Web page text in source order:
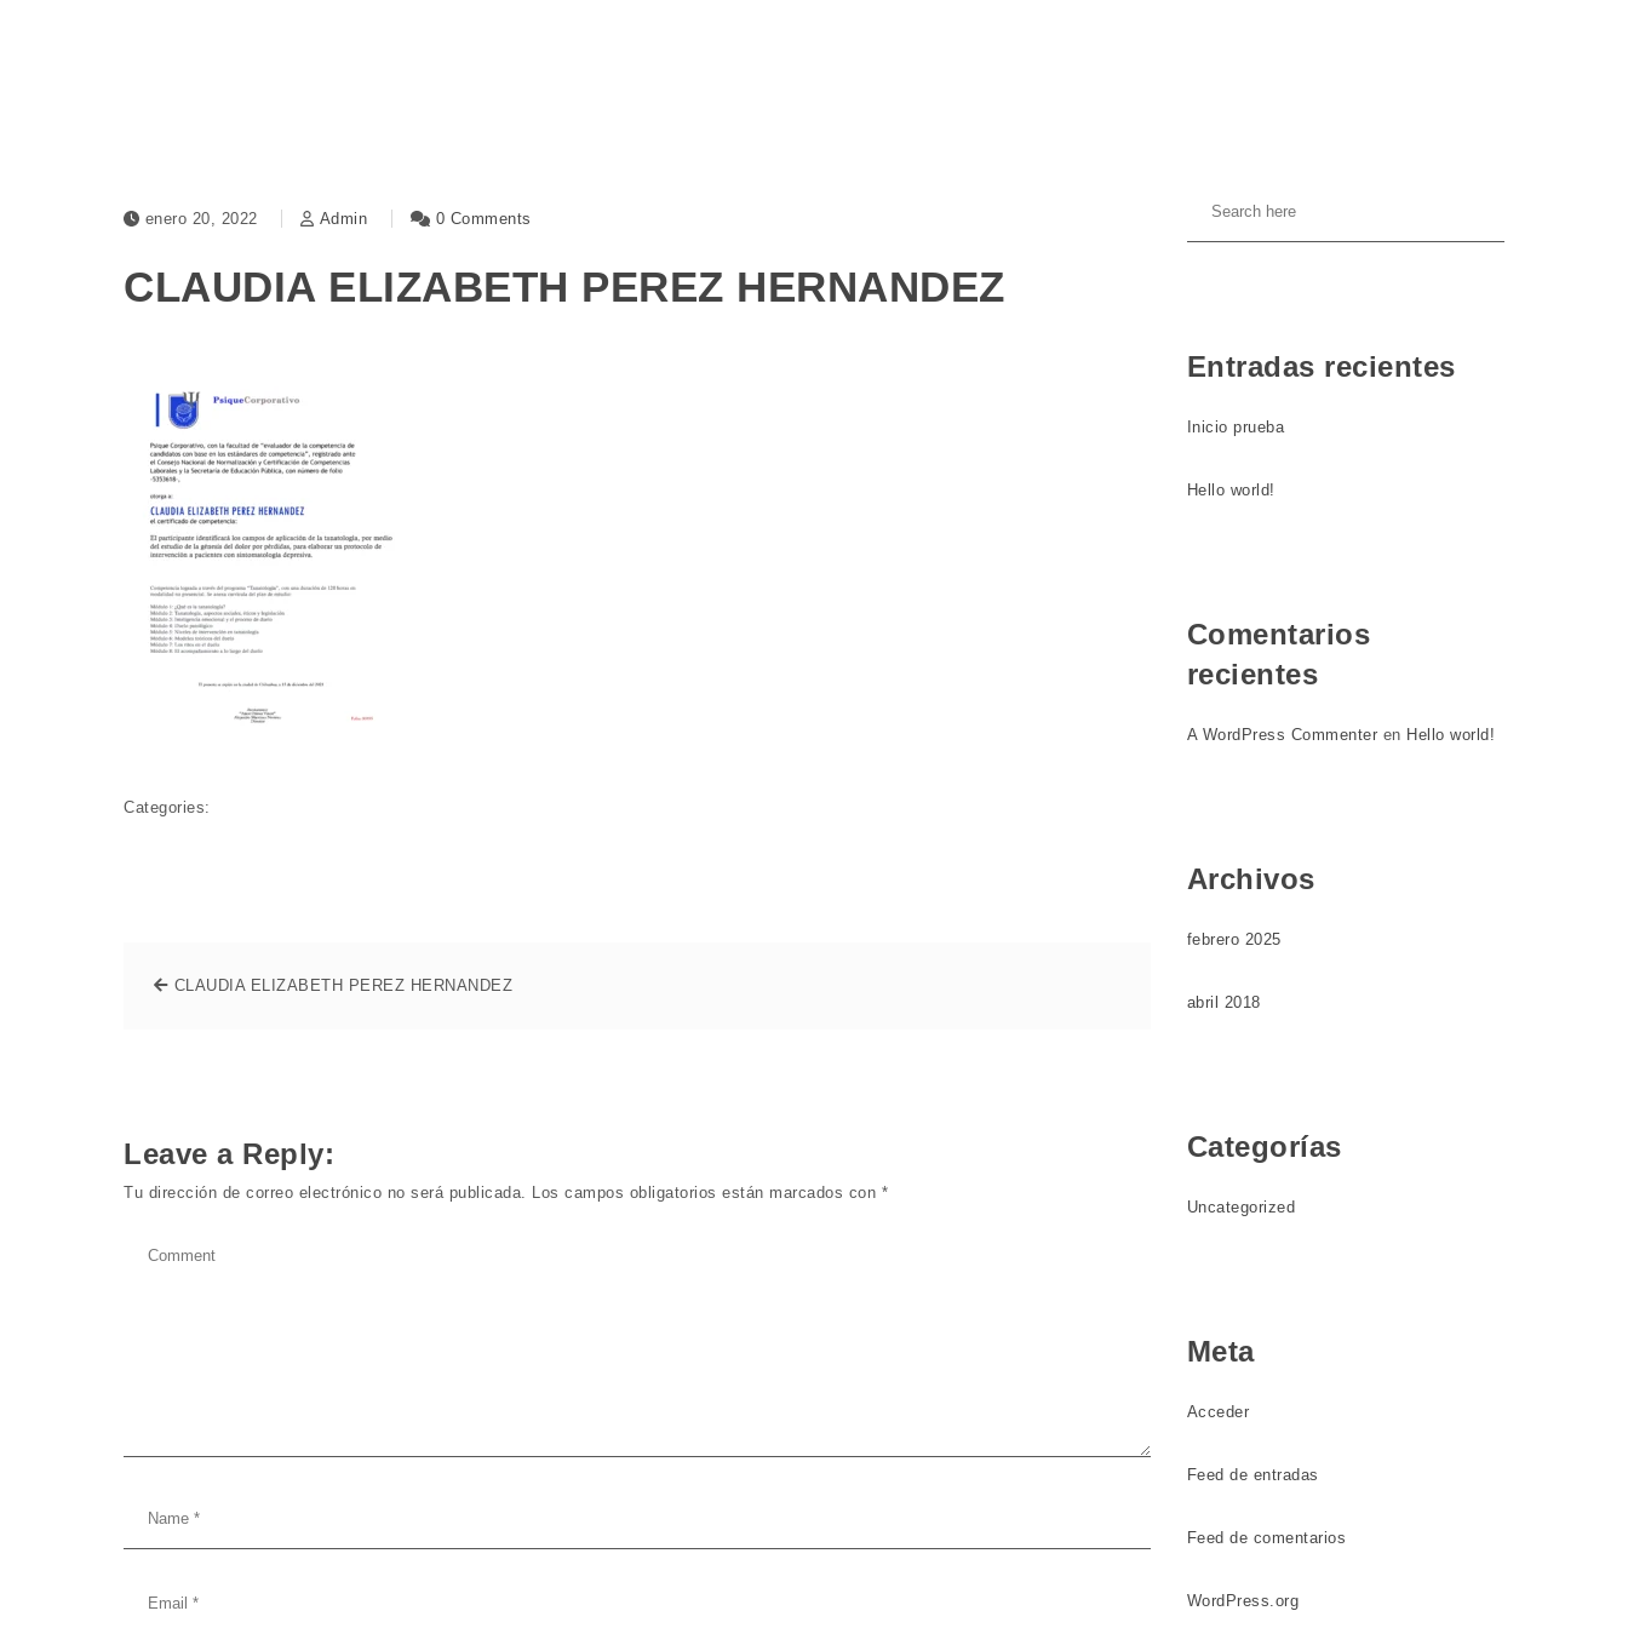
enero 20, 2022 Admin 0 Comments
CLAUDIA ELIZABETH PEREZ HERNANDEZ
Categories:
CLAUDIA ELIZABETH PEREZ HERNANDEZ
Leave a Reply:
Tu dirección de correo electrónico no será publicada. Los campos obligatorios están marcados con *
Entradas recientes
Inicio prueba
Hello world!
Comentarios
recientes
A WordPress Commenter en Hello world!
Archivos
febrero 2025
abril 2018
Categorías
Uncategorized
Meta
Acceder
Feed de entradas
Feed de comentarios
WordPress.org